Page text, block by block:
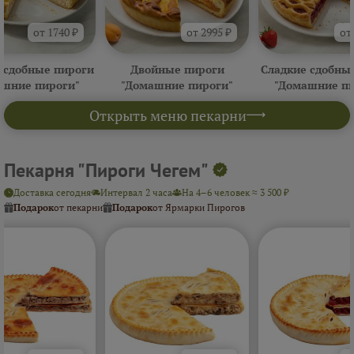
Открыть меню пекарни
от 1740 ₽
пироги
пироги"
от 2995 ₽
Двойные пироги
"Домашние пироги"
от
Сладкие
"Домашние
Пекарня "Пироги Чегем"
Доставка сегодня Интервал 2 часа
На 4–6 человек ≈ 3 500 ₽
Подарокот пекарни Подарокот Ярмарки Пирогов